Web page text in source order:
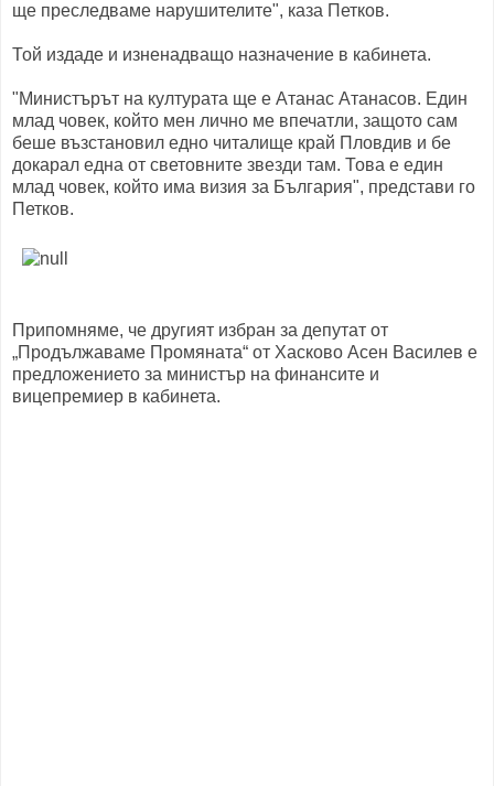
ще преследваме нарушителите", каза Петков.
Той издаде и изненадващо назначение в кабинета.
"Министърът на културата ще е Атанас Атанасов. Един
млад човек, който мен лично ме впечатли, защото сам
беше възстановил едно читалище край Пловдив и бе
докарал една от световните звезди там. Това е един
млад човек, който има визия за България", представи го
Петков.
Припомняме, че другият избран за депутат от
„Продължаваме Промяната“ от Хасково Асен Василев е
предложението за министър на финансите и
вицепремиер в кабинета.